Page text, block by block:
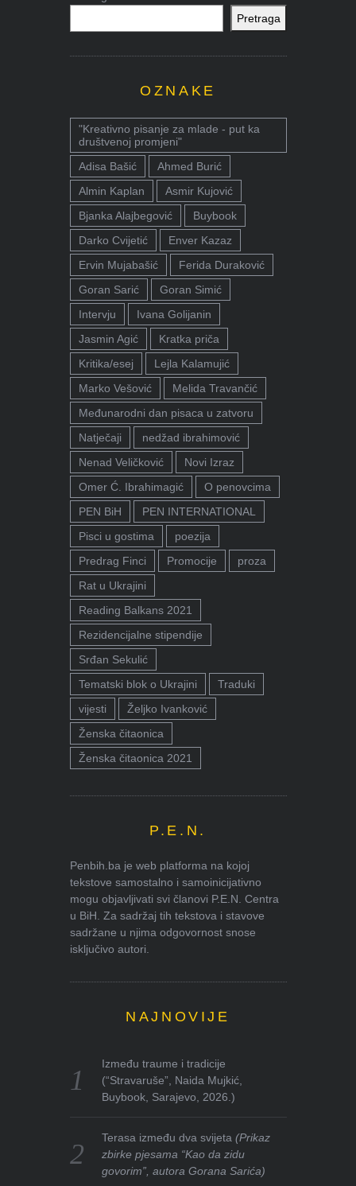
Pretraga
OZNAKE
"Kreativno pisanje za mlade - put ka
društvenoj promjeni"
Adisa Bašić
Ahmed Burić
Almin Kaplan
Asmir Kujović
Bjanka Alajbegović
Buybook
Darko Cvijetić
Enver Kazaz
Ervin Mujabašić
Ferida Duraković
Goran Sarić
Goran Simić
Intervju
Ivana Golijanin
Jasmin Agić
Kratka priča
Kritika/esej
Lejla Kalamujić
Marko Vešović
Melida Travančić
Međunarodni dan pisaca u zatvoru
Natječaji
nedžad ibrahimović
Nenad Veličković
Novi Izraz
Omer Ć. Ibrahimagić
O penovcima
PEN BiH
PEN INTERNATIONAL
Pisci u gostima
poezija
Predrag Finci
Promocije
proza
Rat u Ukrajini
Reading Balkans 2021
Rezidencijalne stipendije
Srđan Sekulić
Tematski blok o Ukrajini
Traduki
vijesti
Željko Ivanković
Ženska čitaonica
Ženska čitaonica 2021
P.E.N.
Penbih.ba je web platforma na kojoj
tekstove samostalno i samoinicijativno
mogu objavljivati svi članovi P.E.N. Centra
u BiH. Za sadržaj tih tekstova i stavove
sadržane u njima odgovornost snose
isključivo autori.
NAJNOVIJE
Između traume i tradicije
(“Stravaruše”, Naida Mujkić,
Buybook, Sarajevo, 2026.)
Terasa između dva svijeta(Prikaz
zbirke pjesama “Kao da zidu
govorim”, autora Gorana Sarića)